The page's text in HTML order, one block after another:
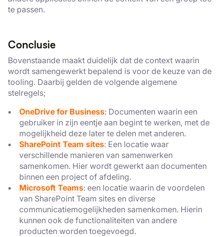
te passen.
Conclusie
Bovenstaande maakt duidelijk dat de context waarin
wordt samengewerkt bepalend is voor de keuze van de
tooling. Daarbij gelden de volgende algemene
stelregels;
OneDrive for Business: Documenten waarin een
gebruiker in zijn eentje aan begint te werken, met de
mogelijkheid deze later te delen met anderen.
SharePoint Team sites: Een locatie waar
verschillende manieren van samenwerken
samenkomen. Hier wordt gewerkt aan documenten
binnen een project of afdeling.
Microsoft Teams: een locatie waarin de voordelen
van SharePoint Team sites en diverse
communicatiemogelijkheden samenkomen. Hierin
kunnen ook de functionaliteiten van andere
producten worden toegevoegd.
ALLES AFWIJZEN